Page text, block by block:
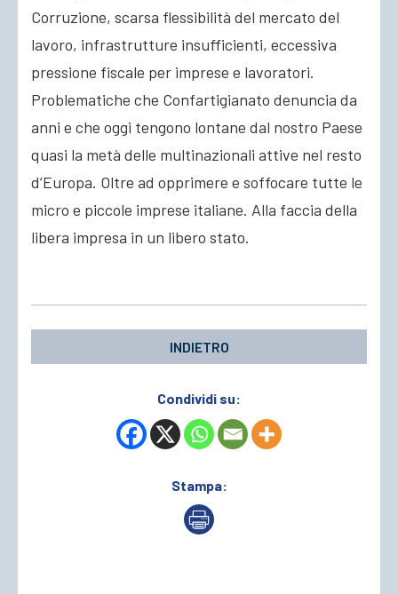
Corruzione, scarsa flessibilità del mercato del
lavoro, infrastrutture insufficienti, eccessiva
pressione fiscale per imprese e lavoratori.
Problematiche che Confartigianato denuncia da
anni e che oggi tengono lontane dal nostro Paese
quasi la metà delle multinazionali attive nel resto
d’Europa. Oltre ad opprimere e soffocare tutte le
micro e piccole imprese italiane. Alla faccia della
libera impresa in un libero stato.
INDIETRO
Condividi su:
Stampa: